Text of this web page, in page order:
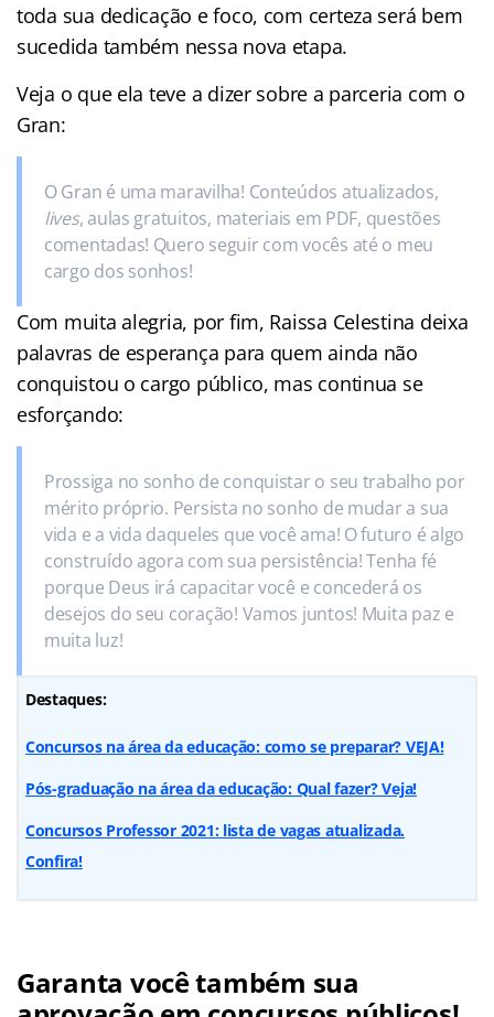
toda sua dedicação e foco, com certeza será bem
sucedida também nessa nova etapa.
Veja o que ela teve a dizer sobre a parceria com o
Gran:
O Gran é uma maravilha! Conteúdos atualizados,
lives, aulas gratuitos, materiais em PDF, questões
comentadas! Quero seguir com vocês até o meu
cargo dos sonhos!
Com muita alegria, por fim, Raissa Celestina deixa
palavras de esperança para quem ainda não
conquistou o cargo público, mas continua se
esforçando:
Prossiga no sonho de conquistar o seu trabalho por
mérito próprio. Persista no sonho de mudar a sua
vida e a vida daqueles que você ama! O futuro é algo
construído agora com sua persistência! Tenha fé
porque Deus irá capacitar você e concederá os
desejos do seu coração! Vamos juntos! Muita paz e
muita luz!
Destaques:
Concursos na área da educação: como se preparar? VEJA!
Pós-graduação na área da educação: Qual fazer? Veja!
Concursos Professor 2021: lista de vagas atualizada.
Confira!
Garanta você também sua